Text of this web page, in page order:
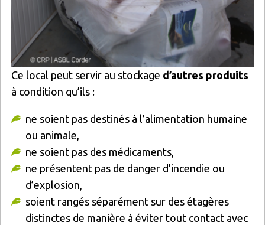
Ce local peut servir au stockage d’autres produits
à condition qu’ils :
ne soient pas destinés à l’alimentation humaine
ou animale,
ne soient pas des médicaments,
ne présentent pas de danger d’incendie ou
d’explosion,
soient rangés séparément sur des étagères
distinctes de manière à éviter tout contact avec